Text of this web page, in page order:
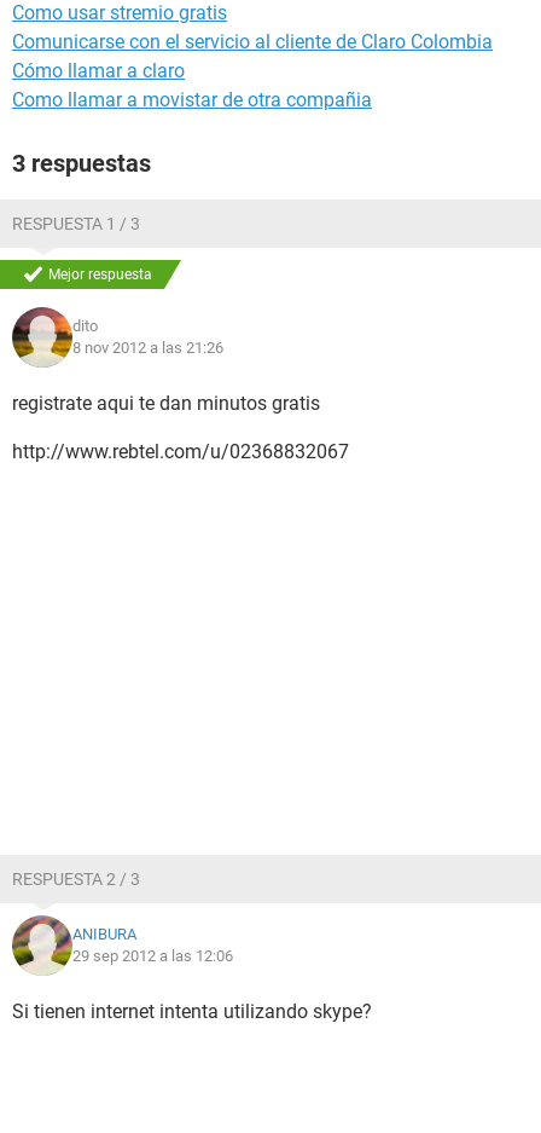
Como usar stremio gratis
Comunicarse con el servicio al cliente de Claro Colombia
Cómo llamar a claro
Como llamar a movistar de otra compañia
3 respuestas
RESPUESTA 1 / 3
Mejor respuesta
dito
8 nov 2012 a las 21:26
registrate aqui te dan minutos gratis
http://www.rebtel.com/u/02368832067
RESPUESTA 2 / 3
ANIBURA
29 sep 2012 a las 12:06
Si tienen internet intenta utilizando skype?